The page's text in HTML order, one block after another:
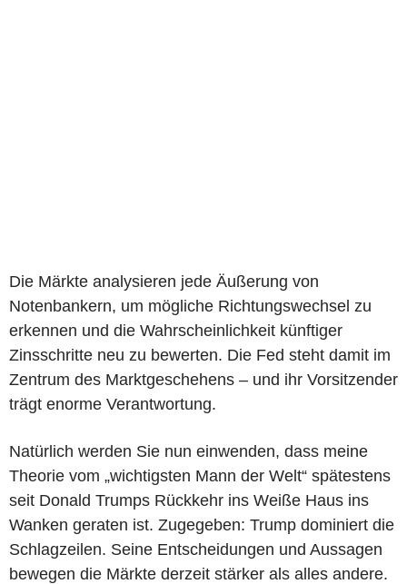
Die Märkte analysieren jede Äußerung von
Notenbankern, um mögliche Richtungswechsel zu
erkennen und die Wahrscheinlichkeit künftiger
Zinsschritte neu zu bewerten. Die Fed steht damit im
Zentrum des Marktgeschehens – und ihr Vorsitzender
trägt enorme Verantwortung.
Natürlich werden Sie nun einwenden, dass meine
Theorie vom „wichtigsten Mann der Welt“ spätestens
seit Donald Trumps Rückkehr ins Weiße Haus ins
Wanken geraten ist. Zugegeben: Trump dominiert die
Schlagzeilen. Seine Entscheidungen und Aussagen
bewegen die Märkte derzeit stärker als alles andere.